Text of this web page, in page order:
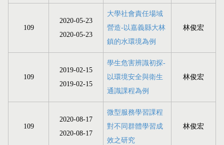
109
2020-05-23
2020-05-23
大學社會責任場域
營造-以嘉義縣大林
鎮的水環境為例
林俊宏
109
2019-02-15
2019-02-15
學生危害辨識初探-
以環境安全與衛生
通識課程為例
林俊宏
109
2020-08-17
2020-08-17
微型服務學習課程
對不同群體學習成
效之研究
林俊宏